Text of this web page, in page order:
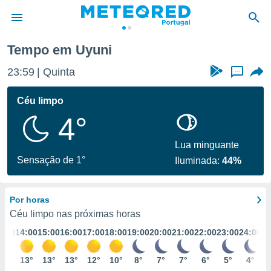
da
foi
fornecidas
a este
das
e
digital
Tempo em Uyuni
23:59 Quinta ...
Céu limpo
4°
Sensação de 1°
Lua minguante
Iluminada:44%
Por horas
Céu limpo nas próximas horas
14:00
13°
15:00
13°
16:00
13°
17:00
12°
18:00
10°
19:00
8°
20:00
7°
21:00
7°
22:00
6°
23:00
5°
24:00
4°